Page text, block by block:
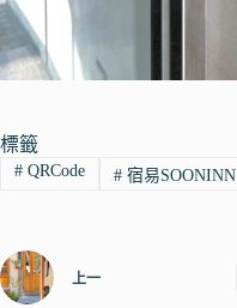
標籤
#QRCode #宿易SOONINN
上一